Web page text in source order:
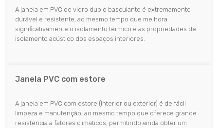
A janela em PVC de vidro duplo basculante é extremamente
durável e resistente, ao mesmo tempo que melhora
significativamente o isolamento térmico e as propriedades de
isolamento acústico dos espaços interiores.
Janela PVC com estore
A janela em PVC com estore (interior ou exterior) é de fácil
limpeza e manutenção, ao mesmo tempo que oferece grande
resistência a fatores climáticos, permitindo ainda obter um